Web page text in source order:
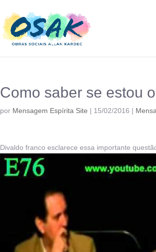
Como saber se estou
por Mensagem Espírita Site | 15/02/2016 |
Divaldo franco esclarece essa importante